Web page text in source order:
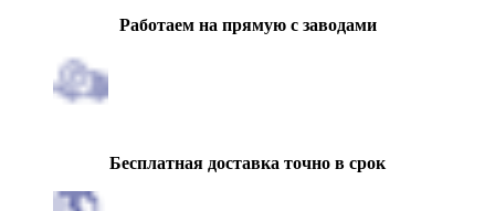
Работаем на прямую с заводами
Бесплатная доставка точно в срок